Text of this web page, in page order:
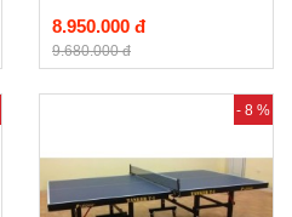
8.950.000 đ
9.680.000 đ
- 8 %